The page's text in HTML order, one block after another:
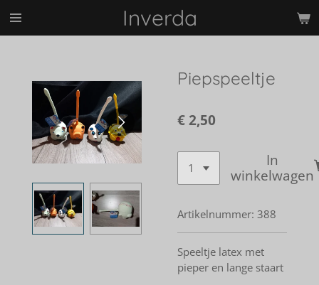
Ga
Inverda
Piepspeeltje
€ 2,50
In
winkelwagen
Artikelnummer: 388
Speeltje latex met
pieper en lange staart